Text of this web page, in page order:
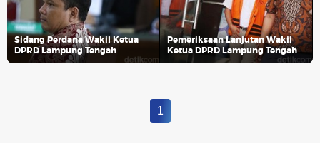
Sidang Perdana Wakil Ketua
DPRD Lampung Tengah
Pemeriksaan Lanjutan Wakil
Ketua DPRD Lampung Tengah
1